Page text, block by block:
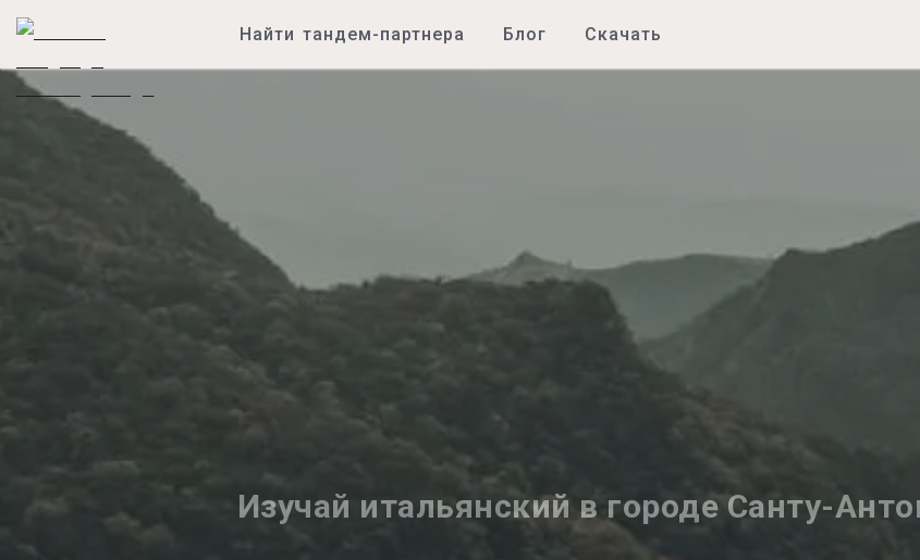
Найти тандем-партнера Блог Скачать
Изучай итальянский в городе Санту-